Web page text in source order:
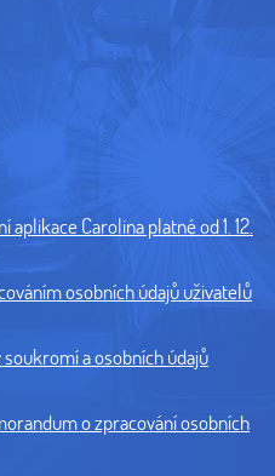
aplikace Carolina platné od 1. 12.
osobních údajů uživatelů
a osobních údajů
o zpracování osobních